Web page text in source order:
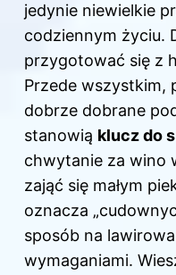
jedynie niewielkie
codziennym życiu.
przygotować się z
Przede wszystkim,
dobrze dobrane
stanowią klucz do
chwytanie za wino
zająć się małym
oznacza
sposób na
wymaganiami.